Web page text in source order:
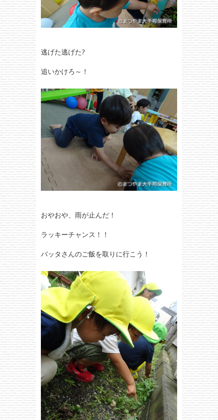
逃げた逃げた?
追いかけろ～！
おやおや、雨が止んだ！
ラッキーチャンス！！
バッタさんのご飯を取りに行こう！